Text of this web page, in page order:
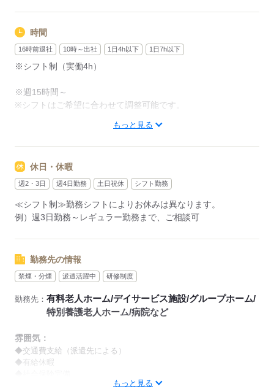
時間
16時前退社 10時～出社 1日4h以下 1日7h以下
※シフト制（実働4h）
※週15時間～
※シフトはご希望に合わせて調整可能です。
09：00～18：00
【遅番】
【夜勤】
17：00～10：00
2～3ヵ月程度のならし日勤が必要です
その他、
●週2日・1日4h～
●日勤のみ
など、いろんなシフトのお仕事をご紹介できます！
登録の際に、あなたのご希望をお聞かせください。
勤務したシフトを申請後、最短で2日後に給与GETも可能！
もっと見る
休日・休暇
週2・3日 週4日勤務 土日祝休 シフト勤務
≪シフト制≫勤務シフトによりお休みは異なります。
例）週3日勤務～レギュラー勤務まで、ご相談可
勤務先の情報
禁煙・分煙 派遣活躍中 研修制度
勤務先： 有料老人ホーム/デイサービス施設/グループホーム/
特別養護老人ホーム/病院など
雰囲気：
◆交通費支給（派遣先による）
◆有給休暇
※喫煙環境に関しては就業場所ごとに異なります。
もっと見る